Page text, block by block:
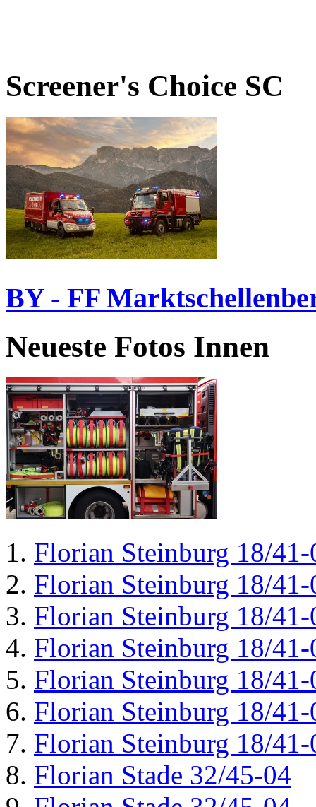
Screener's Choice SC
BY - FF
Neueste Fotos Innen
Florian Steinburg 18/41-
Florian Steinburg 18/41-
Florian Steinburg 18/41-
Florian Steinburg 18/41-
Florian Steinburg 18/41-
Florian Steinburg 18/41-
Florian Steinburg 18/41-
Florian Stade 32/45-04